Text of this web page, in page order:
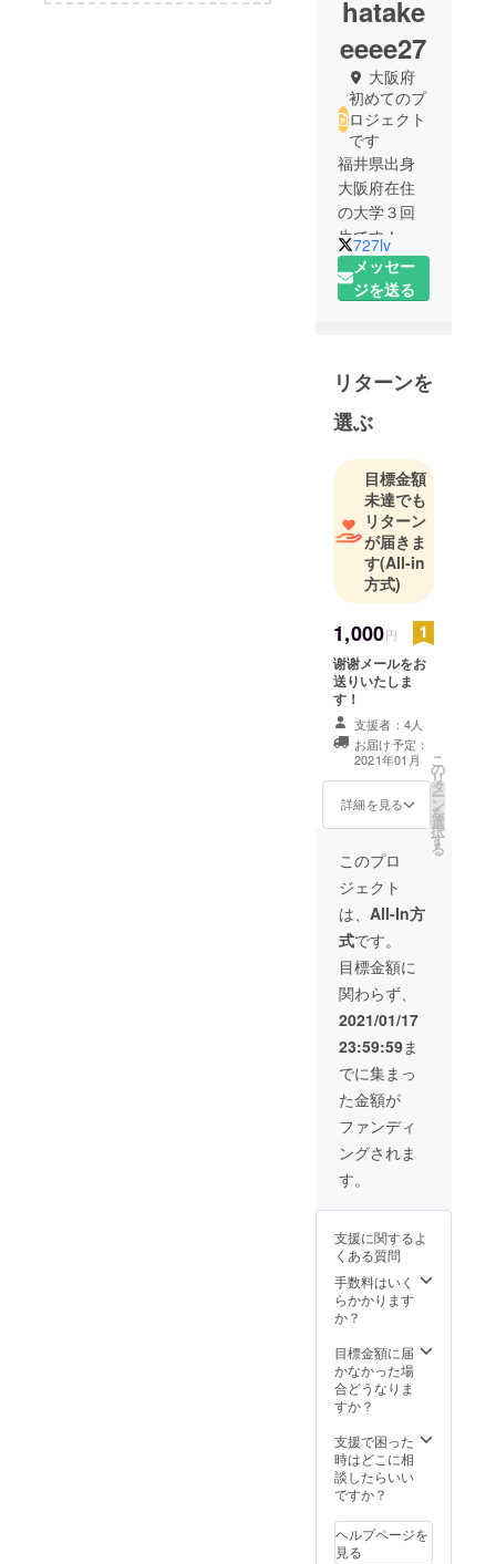
hatake
eeee27
大阪府
初めてのプ
ロジェクト
です
福井県出身
大阪府在住
の大学３回
生です！
どっちも好
きですがお
きます。一
人お寿司も
へっちゃら
です。趣味
はありすぎ
て書ききれ
ませんが一
番好きなの
は人と話す
こと、人を
繋ぐことで
す。性格は
コミュ力・
ふっかる・
お人好しの3
拍子です。
誰とでもノ
リは合わせ
との壁は３
秒で飛び越
えます。で
も一人の時
間も大切な
人間です。
笑いのツボ
は浅いで
す。なんに
でもすぐ笑
います。約
20年間、結
構言語を軸
に頑張って
きた人生で
した。一応
英語と中国
語話せま
す。中国語
に注力しす
ぎて英語の
bitter(苦い)
が出てこな
は英語力落
ちました。
ちゃんと戻
します
(；；) 基本
727lv
メッセー
ジを送る
リターンを
選ぶ
目標金額
未達でも
リターン
が届きま
す(All-in
方式)
1,000円
谢谢メールをお
送りいたしま
す！
支援者：4人
お届け予定：
2021年01月
詳細を見る
こ
の
リ
タ
ー
ン
を
選
択
す
る
このプロ
ジェクト
は、 All-In方
式です。
目標金額に
関わらず、
2021/01/17
23:59:59ま
でに集まっ
た金額が
ファンディ
ングされま
す。
支援に関するよ
くある質問
手数料はいく
らかかります
か？
目標金額に届
かなかった場
合どうなりま
すか？
支援で困った
時はどこに相
談したらいい
ですか？
ヘルプページを
見る